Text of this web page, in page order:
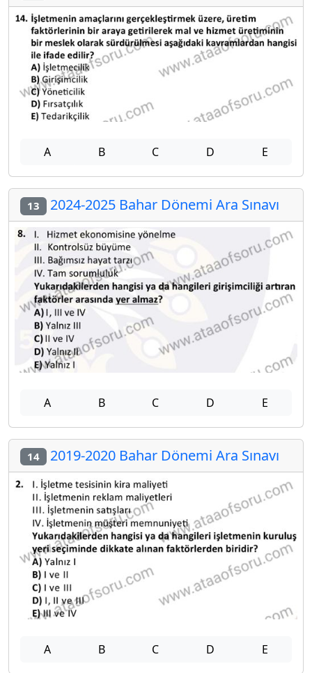
A B C D E
13 2024-2025 Bahar Dönemi Ara Sınavı
A B C D E
14 2019-2020 Bahar Dönemi Ara Sınavı
A B C D E